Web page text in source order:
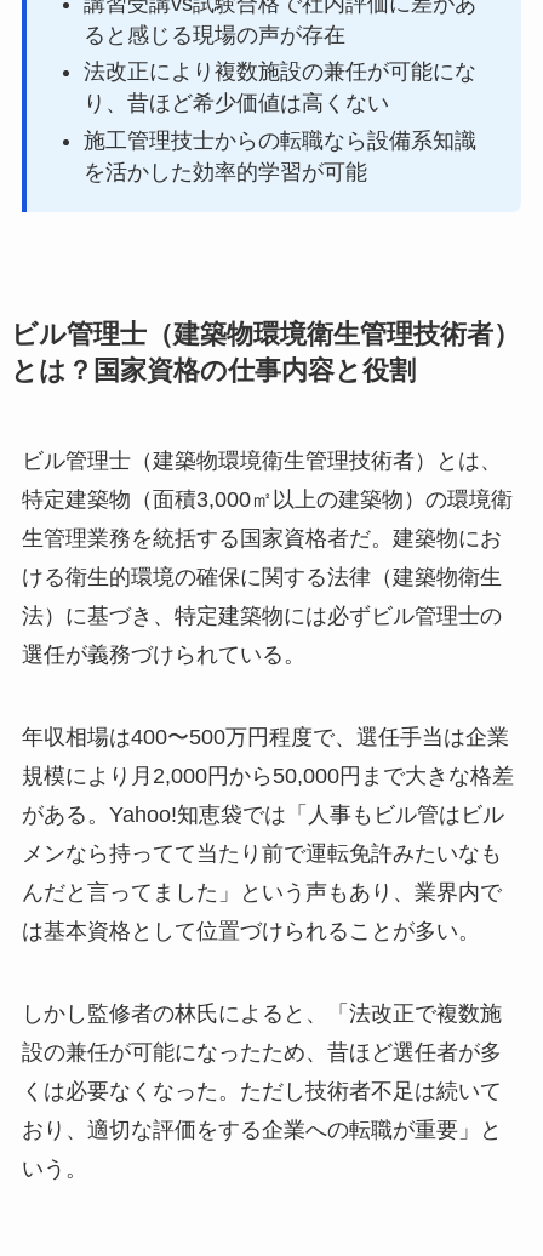
ると感じる現場の声が存在
法改正により複数施設の兼任が可能にな
り、昔ほど希少価値は高くない
施工管理技士からの転職なら設備系知識
を活かした効率的学習が可能
ビル管理士（建築物環境衛生管理技術者）
とは？国家資格の仕事内容と役割
ビル管理士（建築物環境衛生管理技術者）とは、
特定建築物（面積3,000㎡以上の建築物）の環境衛
生管理業務を統括する国家資格者だ。建築物にお
ける衛生的環境の確保に関する法律（建築物衛生
法）に基づき、特定建築物には必ずビル管理士の
選任が義務づけられている。
年収相場は400〜500万円程度で、選任手当は企業
規模により月2,000円から50,000円まで大きな格差
がある。Yahoo!知恵袋では「人事もビル管はビル
メンなら持ってて当たり前で運転免許みたいなも
んだと言ってました」という声もあり、業界内で
は基本資格として位置づけられることが多い。
しかし監修者の林氏によると、「法改正で複数施
設の兼任が可能になったため、昔ほど選任者が多
くは必要なくなった。ただし技術者不足は続いて
おり、適切な評価をする企業への転職が重要」と
いう。